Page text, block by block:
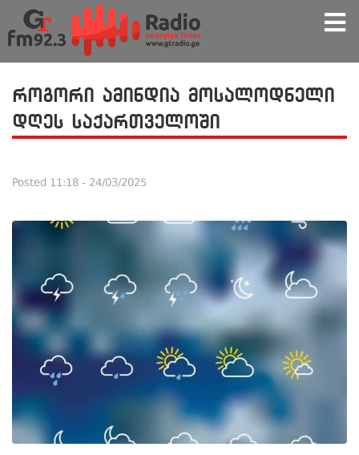
როგორი ამინდია მოსალოდნელი
დღეს საქართველოში
Posted 11:18 - 24/03/2025